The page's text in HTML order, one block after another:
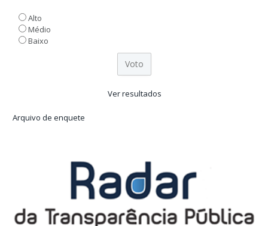
Alto
Médio
Baixo
Ver resultados
Arquivo de enquete